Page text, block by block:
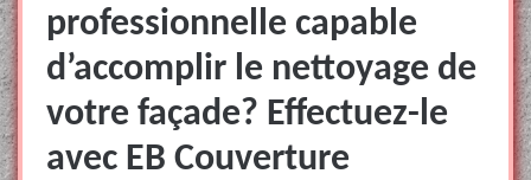
professionnelle capable
d’accomplir le nettoyage de
votre façade? Effectuez-le
avec EB Couverture